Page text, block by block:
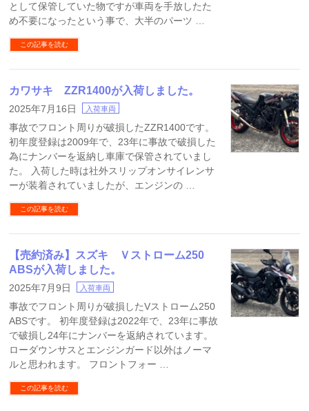
として保管していた物ですが車両を手放したた
め不要になったという事で、大半のパーツ …
この記事を読む
カワサキ ZZR1400が入荷しました。
2025年7月16日 入荷車両
事故でフロント周りが破損したZZR1400です。
初年度登録は2009年で、23年に事故で破損した
為にナンバーを返納し車庫で保管されていまし
た。 入荷した時は社外スリップオンサイレンサ
ーが装着されていましたが、エンジンの …
この記事を読む
【売約済み】スズキ Ｖストローム250
ABSが入荷しました。
2025年7月9日 入荷車両
事故でフロント周りが破損したVストローム250
ABSです。 初年度登録は2022年で、23年に事故
で破損し24年にナンバーを返納されています。
ローダウンサスとエンジンガード以外はノーマ
ルと思われます。 フロントフォー …
この記事を読む